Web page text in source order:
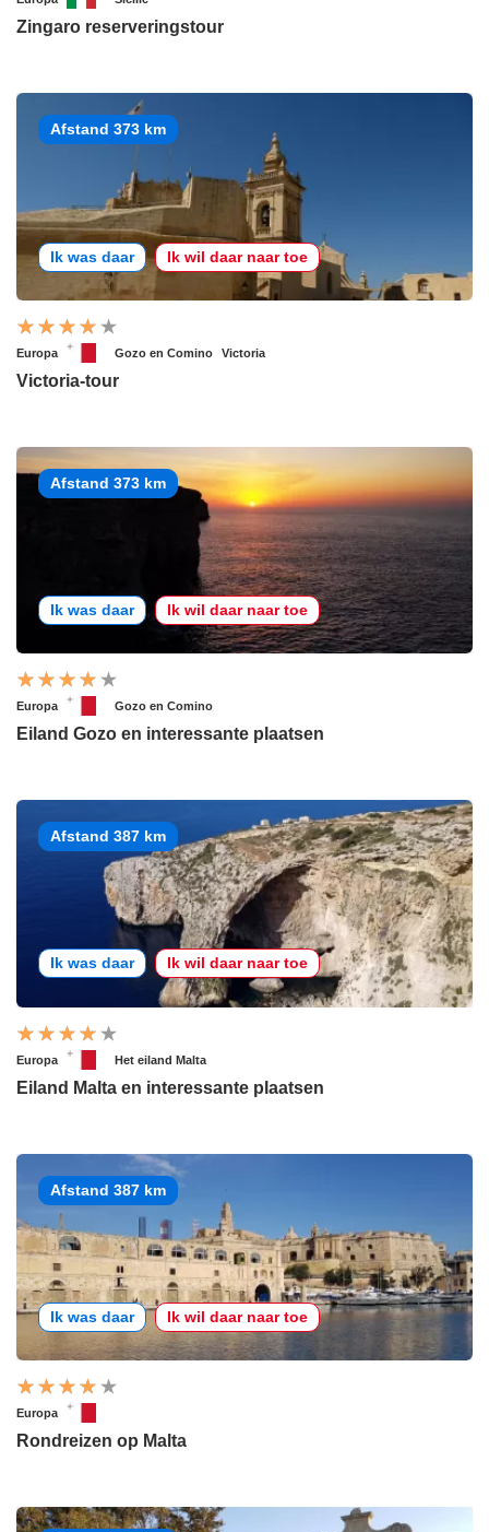
Zingaro reserveringstour
Afstand 373 km
Ik was daar Ik wil daar naar toe
Europa Gozo en Comino Victoria
Victoria-tour
Afstand 373 km
Ik was daar Ik wil daar naar toe
Europa Gozo en Comino
Eiland Gozo en interessante plaatsen
Afstand 387 km
Ik was daar Ik wil daar naar toe
Europa Het eiland Malta
Eiland Malta en interessante plaatsen
Afstand 387 km
Ik was daar Ik wil daar naar toe
Europa
Rondreizen op Malta